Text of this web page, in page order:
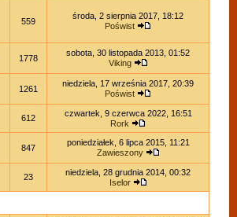
559
środa, 2 sierpnia 2017, 18:12
Poświst
1778
sobota, 30 listopada 2013, 01:52
Viking
1261
niedziela, 17 września 2017, 20:39
Poświst
612
czwartek, 9 czerwca 2022, 16:51
Rork
847
poniedziałek, 6 lipca 2015, 11:21
Zawieszony
23
niedziela, 28 grudnia 2014, 00:32
Iselor